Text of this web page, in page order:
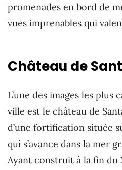
promenades en bord de
vues imprenables qui
Château de
L’une des images les plus
ville est le château de
d’une fortification située
qui s’avance dans la mer
Ayant construit à la fin du